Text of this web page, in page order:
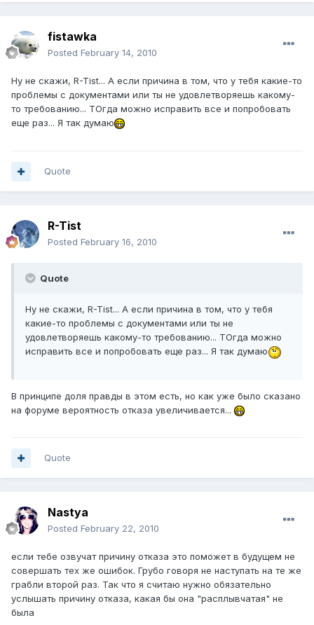
fistawka
Posted February 14, 2010
Ну не скажи, R-Tist... А если причина в том, что у тебя какие-то
проблемы с документами или ты не удовлетворяешь какому-
то требованию... ТОгда можно исправить все и попробовать
еще раз... Я так думаю
Quote
R-Tist
Posted February 16, 2010
Quote
Ну не скажи, R-Tist... А если причина в том, что у тебя
какие-то проблемы с документами или ты не
удовлетворяешь какому-то требованию... ТОгда можно
исправить все и попробовать еще раз... Я так думаю
В принципе доля правды в этом есть, но как уже было сказано
на форуме вероятность отказа увеличивается...
Quote
Nastya
Posted February 22, 2010
если тебе озвучат причину отказа это поможет в будущем не
совершать тех же ошибок. Грубо говоря не наступать на те же
грабли второй раз. Так что я считаю нужно обязательно
услышать причину отказа, какая бы она "расплывчатая" не
была